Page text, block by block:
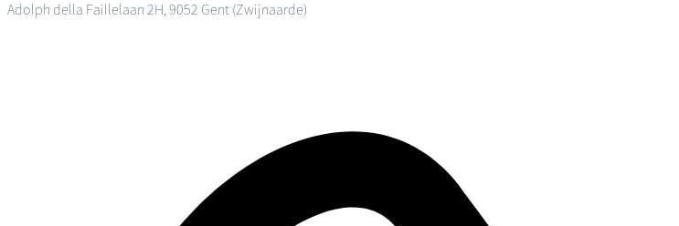
Adolph della Faillelaan 2H, 9052 Gent (Zwijnaarde)